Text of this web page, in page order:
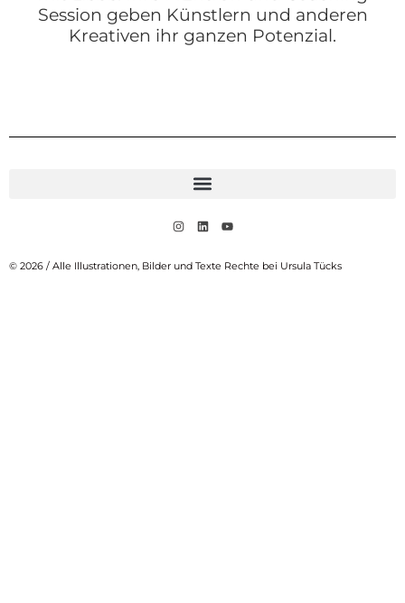
© 2026 / Alle Illustrationen, Bilder und Texte Rechte bei Ursula Tücks​